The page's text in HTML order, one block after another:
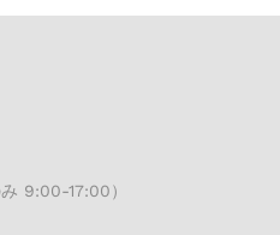
9:00-17:00）